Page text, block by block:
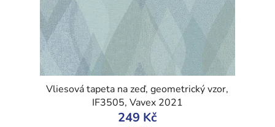
Vliesová tapeta na zeď, geometrický vzor,
IF3505, Vavex 2021
249 Kč